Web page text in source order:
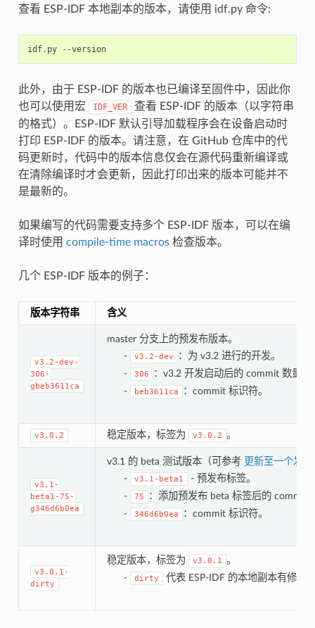
查看 ESP-IDF 本地副本的版本，请使用 idf.py 命令:
idf. py --version
此外，由于 ESP-IDF 的版本也已编译至固件中，因此你
也可以使用宏
IDF_VER
查看 ESP-IDF 的版本（以字符串
的格式）。ESP-IDF 默认引导加载程序会在设备启动时
打印 ESP-IDF 的版本。请注意，在 GitHub 仓库中的代
码更新时，代码中的版本信息仅会在源代码重新编译或
在清除编译时才会更新，因此打印出来的版本可能并不
是最新的。
如果编写的代码需要支持多个 ESP-IDF 版本，可以在编
译时使用 compile-time macros检查版本。
几个 ESP-IDF 版本的例子：
版本字符串 含义
v3.2-dev-
306-
gbeb3611ca
master 分支上的预发布版本。
-
v3.2-dev
：为 v3.2 进行的开发。
-
306
：v3.2 开发启动后的 commit 数量。
-
beb3611ca ：commit 标识符。
v3.0.2 稳定版本，标签为 v3.0.2 。
v3.1-
beta1-75-
g346d6b0ea
v3.1 的 beta 测试版本（可参考 更新至一个发
-
v3.1-beta1
- 预发布标签。
-
75
：添加预发布 beta 标签后的 commit
-
346d6b0ea ：commit 标识符。
v3.0.1-
dirty
稳定版本，标签为 v3.0.1 。
-
dirty 代表 ESP-IDF 的本地副本有修改